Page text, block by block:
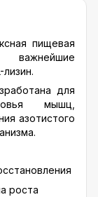
пищевая
для
мышц,
азотистого
роста